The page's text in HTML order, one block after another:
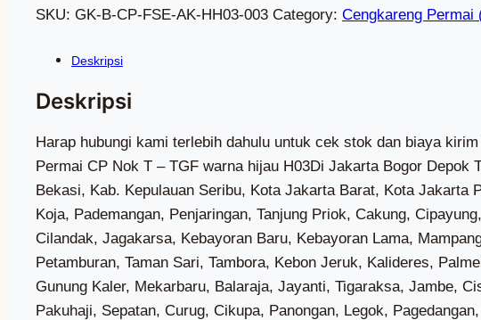
SKU: GK-B-CP-FSE-AK-HH03-003 Category: Cengkareng Permai
Harap hubungi kami terlebih dahulu untuk cek stok dan biaya kirim Wa (0851-7318-3221) — Kami Adalah Toko Genteng Yang menjual Genteng Beton Cengkareng Permai CP Nok T – TGF warna hijau H03Di Jakarta Bogor Depok Tangerang Bekasi Terdekat, Terlaris, Terbaik, Termurah, Di Jakarta Bogor Depok Tangerang Bekasi, Kab. Kepulauan Seribu, Kota Jakarta Barat, Kota Jakarta Pusat, Kota Jakarta Selatan, Kota Jakarta Timur, Kota Jakarta Utara, Cilincing, Kelapa Gading, Koja, Pademangan, Penjaringan, Tanjung Priok, Cakung, Cipayung, Ciracas, Duren Sawit, Jatinegara, Kramat Jati, Makasar, Matraman, Pasar Rebo, Pulo Gadung, Cilandak, Jagakarsa, Kebayoran Baru, Kebayoran Lama, Mampang Prapatan, Pancoran, Pasar Minggu, Pesanggrahan, Setiabudi, Tebet, Cengkareng, Grogol Petamburan, Taman Sari, Tambora, Kebon Jeruk, Kalideres, Palmerah, Kembangan, Kepulauan Seribu Utara, Kepulauan Seribu Selatan, Sepatan Timur, Solear, Gunung Kaler, Mekarbaru, Balaraja, Jayanti, Tigaraksa, Jambe, Cisoka, Kresek, Kronjo, Mauk, Kemiri, Sukadiri, Rajeg, Pasar Kemis, Teluknaga, Kosambi, Pakuhaji, Sepatan, Curug, Cikupa, Panongan, Legok, Pagedangan, Cisauk, Sukamulya, Kelapa Dua, Sindang Jaya, Tangerang, Jatiuwung, Batuceper, Benda, Cipondoh, Ciledug, Karawaci, Periuk, Cibodas, Neglasari, Pinang, Karangtengah, Larangan, Ciputat, Ciputat Timur, Pamulang, Pondok Aren, Serpong, Serpong Utara, Setu, Babelan, Bojongmangu, Cabangbungin, Cibarusah, Cibitung, Cikarang Barat, Cikarang Pusat, Cikarang Selatan, Cikarang Timur, Cikarang Utara, Karangbahagia, Kedungwaringin, Muara Gembong, Pebayuran, Serang Baru, Sukakarya, Sukatani, Sukawangi, Tambelang, Tambun Selatan, Tambun Utara, Tarumajaya, Bantar Gebang, Bekasi Barat, Bekasi Selatan, Bekasi Timur, Bekasi Utara, Jatiasih, Jatisampurna, Medan Satria, Mustika Jaya, Pondok Gede, Pondok Melati, Rawalumbu, Babakan Madang, Bojonggede, Caringin, Cariu, Ciampea, Ciawi, Cibinong, Cibungbulang, Cigombong, Cigudeg, Cijeruk, Cileungsi, Ciomas, Cisarua, Ciseeng, Citeureup, Dramaga, Gunung Putri, Gunungsindur, Jasinga, Jonggol, Kemang, Klapanunggal, Leuwiliang, Leuwisadeng, Megamendung, Nanggung, Pamijahan, Parung, Parung Panjang, Ranca Bungur, Rumpin, Sukajaya, Sukamakmur, Sukaraja, Tajur Halang, Tamansari, Tanjungsari, Tenjo, Tenjolaya, Bogor Barat, Bogor Selatan, Bogor Tengah, Bogor Timur, Bogor Utara, Tanah Sareal, Agrabinta, Bojongpicung, Campaka, Campaka Mulya, Cianjur, Cibeber, Cidaun, Cijati, Cikadu, Cikalongkulon, Cilaku, Cipanas, Ciranjang, Cugenang, Gekbrong, Haurwangi, Kadupandak, Leles, Mande, Naringgul, Pacet, Pagelaran, Pasirkuda, Sindangbarang, Sukaluyu, Sukanagara, Sukaresmi, Takokak, Tanggeung, Warungkondang, Beji, Bojongsari, Cilodong, Cimanggis, Cinere, Limo, Pancoran Mas, Sawangan, Sukmajaya, Tapos, Gading Serpong, Alam Sutera, BSD, Kawasan Puncak Bogor, Kalibaru, Marunda, Rorotan, Semper Barat, Semper Timur, Sukapura, Kelapa Gading Barat, Kelapa Gading Timur, Pegangsaan Dua, Lagoa, Rawa Badak Selatan, Rawa Badak Utara, Tugu Selatan, Tugu Utara, Ancol, Pademangan Barat, Pademangan Timur, Kamal Muara, Kapuk Muara, Pejagalan, Pluit, Kebon Bawang, Papanggo, Sungai Bambu, Sunter Agung, Sunter Jaya, Warakas, Cakung Barat, Cakung Timur, Penggilingan, Pulo Gebang, Rawa Terate, Ujung Menteng, Bambu Apus, Ceger, Cilangkap, Lubang Buaya, Munjul, Pondok Ranggon, Cibubur, Kelapa Dua Wetan, Rambutan, Susukan, Klender, Malaka Jaya, Malaka Sari, Pondok Bambu, Pondok Kelapa, Pondok Kopi, Bali Mester, Bidara Cina, Cipinang Besar Selatan, Cipinang Besar Utara, Cipinang Cempedak, Cipinang Muara, Kampung Melayu, Rawa Bunga, Balekambang, Batu Ampar, Cawang, Cililitan, Dukuh, Tengah, Cipinang Melayu, Halim Perdana Kusuma, Kebon Pala, Pinang Ranti, Kayu Manis, Kebon Manggis, Pal Meriam, Pisangan Baru, Utan Kayu Selatan, Utan Kayu Utara, Baru, Cijantung, Gedong, Kalisari, Pekayon, Cipinang, Jati, Jatinegara Kaum, Kayu Putih, Pisangan Timur, Rawamangun, Cilandak Barat, Cipete Selatan, Gandaria Selatan, Lebak Bulus, Pondok Labu, Ciganjur, Cipedak, Lenteng